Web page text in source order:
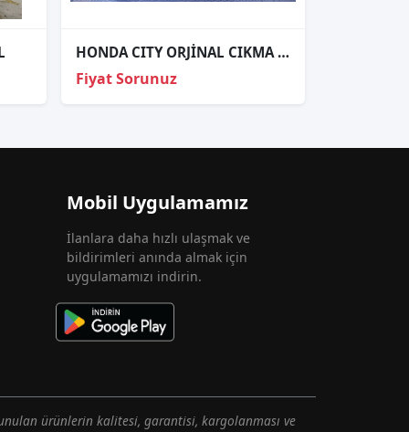
HONDA CITY ORJİNAL CIKMA SOL FAR
Fiyat Sorunuz
Mobil Uygulamamız
İlanlara daha hızlı ulaşmak ve
bildirimleri anında almak için
uygulamamızı indirin.
ürünlerin kalitesi, garantisi, kargolanması ve